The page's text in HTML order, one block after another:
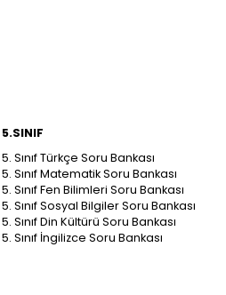
5.SINIF
5. Sınıf Türkçe Soru Bankası
5. Sınıf Matematik Soru Bankası
5. Sınıf Fen Bilimleri Soru Bankası
5. Sınıf Sosyal Bilgiler Soru Bankası
5. Sınıf Din Kültürü Soru Bankası
5. Sınıf İngilizce Soru Bankası